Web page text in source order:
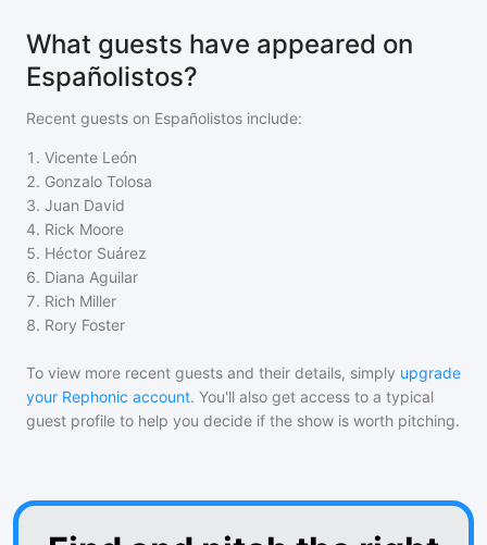
What guests have appeared on
Españolistos?
Recent guests on Españolistos include:
1 . Vicente León
2. Gonzalo Tolosa
3. Juan David
4. Rick Moore
5. Héctor Suárez
6. Diana Aguilar
7. Rich Miller
8. Rory Foster
To view more recent guests and their details, simply upgrade
your Rephonic account. You'll also get access to a typical
guest profile to help you decide if the show is worth pitching.